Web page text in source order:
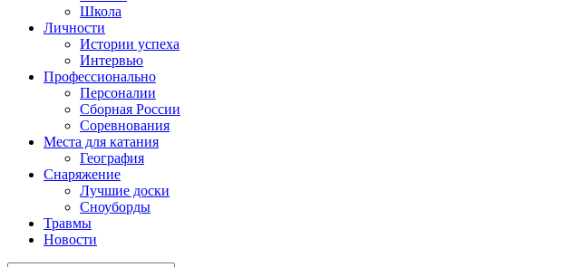
Школа
Личности
Истории успеха
Интервью
Профессионально
Персоналии
Сборная России
Соревнования
Места для катания
География
Снаряжение
Лучшие доски
Сноуборды
Травмы
Новости